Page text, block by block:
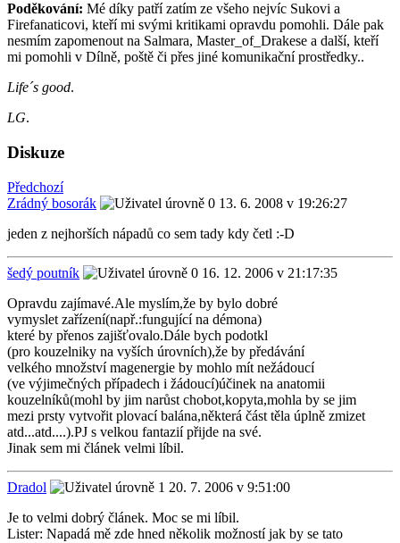
Poděkování: Mé díky patří zatím ze všeho nejvíc Sukovi a
Firefanaticovi, kteří mi svými kritikami opravdu pomohli. Dále pak
nesmím zapomenout na Salmara, Master_of_Drakese a další, kteří
mi pomohli v Dílně, poště či přes jiné komunikační prostředky..
Life´s good.
LG.
Diskuze
Předchozí
Zrádný bosorák
13. 6. 2008 v 19:26:27
jeden z nejhorších nápadů co sem tady kdy četl :-D
šedý poutník
16. 12. 2006 v 21:17:35
Opravdu zajímavé.Ale myslím,že by bylo dobré
vymyslet zařízení(např.:fungující na démona)
které by přenos zajišťovalo.Dále bych podotkl
(pro kouzelniky na vyších úrovních),že by předávání
velkého množství magenergie by mohlo mít nežádoucí
(ve výjimečných případech i žádoucí)účinek na anatomii
kouzelníků(mohl by jim narůst chobot,kopyta,mohla by se jim
mezi prsty vytvořit plovací balána,některá část těla úplně zmizet
atd...atd....).PJ s velkou fantazií přijde na své.
Jinak sem mi článek velmi líbil.
Dradol
20. 7. 2006 v 9:51:00
Je to velmi dobrý článek. Moc se mi líbil.
Lister: Napadá mě zde hned několik možností jak by se tato